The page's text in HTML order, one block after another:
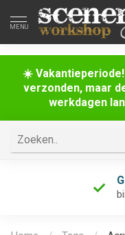
☀️
verzonden, maar
werkdagen
MENU